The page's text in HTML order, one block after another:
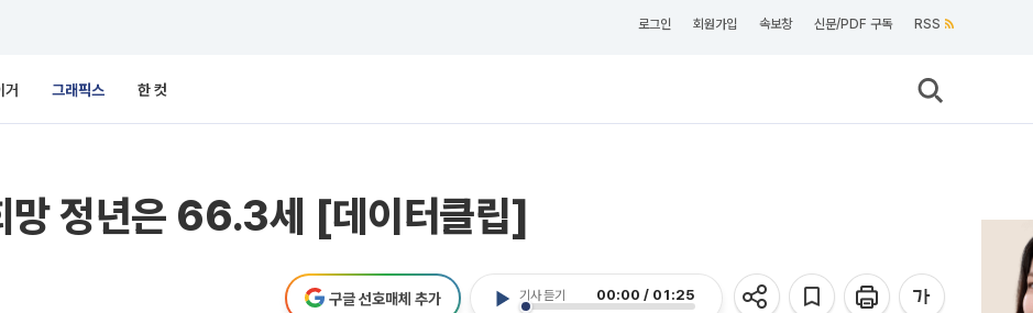
로그인 회원가입 속보창 신문/PDF 구독 RSS
거 그래픽스 한 컷
정년은 66.3세 [데이터클립]
기사 듣기 00:00 / 01:25
구글 선호매체 추가